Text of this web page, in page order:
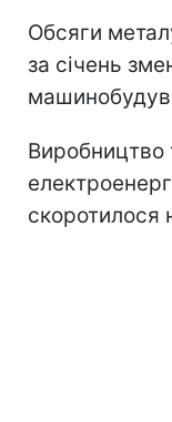
Обсяги
за січень
Виробництво
скоротилося